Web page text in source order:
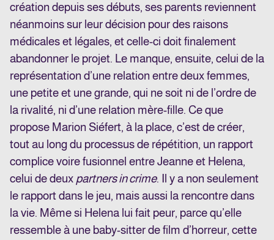
création depuis ses débuts, ses parents reviennent
néanmoins sur leur décision pour des raisons
médicales et légales, et celle-ci doit finalement
abandonner le projet. Le manque, ensuite, celui de la
représentation d’une relation entre deux femmes,
une petite et une grande, qui ne soit ni de l’ordre de
la rivalité, ni d’une relation mère-fille. Ce que
propose Marion Siéfert, à la place, c’est de créer,
tout au long du processus de répétition, un rapport
complice voire fusionnel entre Jeanne et Helena,
celui de deux partners in crime. Il y a non seulement
le rapport dans le jeu, mais aussi la rencontre dans
la vie. Même si Helena lui fait peur, parce qu’elle
ressemble à une baby-sitter de film d’horreur, cette